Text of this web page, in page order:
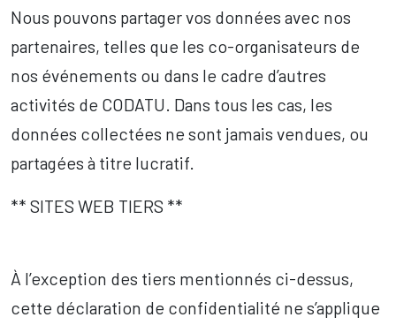
Nous pouvons partager vos données avec nos
partenaires, telles que les co-organisateurs de
nos événements ou dans le cadre d’autres
activités de CODATU. Dans tous les cas, les
données collectées ne sont jamais vendues, ou
partagées à titre lucratif.
** SITES WEB TIERS **
À l’exception des tiers mentionnés ci-dessus,
cette déclaration de confidentialité ne s’applique